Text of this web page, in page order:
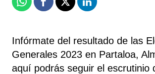
WhatsappFacebook
X Linkedin
Infórmate del resultado de las
Generales 2023 en Partaloa,
aquí podrás seguir el escrutinio